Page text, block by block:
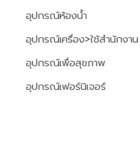
อุปกรณ์ห้องน้ำ
อุปกรณ์เครื่อง>ใช้สำนักงาน
อุปกรณ์เพื่อสุขภาพ
อุปกรณ์เฟอร์นิเจอร์